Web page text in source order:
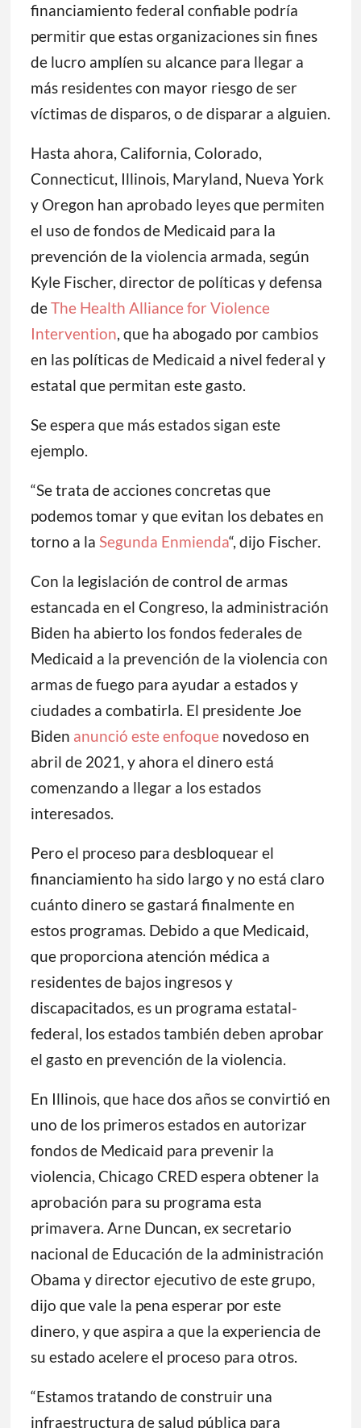
financiamiento federal confiable podría
permitir que estas organizaciones sin fines
de lucro amplíen su alcance para llegar a
más residentes con mayor riesgo de ser
víctimas de disparos, o de disparar a alguien.
Hasta ahora, California, Colorado,
Connecticut, Illinois, Maryland, Nueva York
y Oregon han aprobado leyes que permiten
el uso de fondos de Medicaid para la
prevención de la violencia armada, según
Kyle Fischer, director de políticas y defensa
deThe Health Alliance for Violence
Intervention, que ha abogado por cambios
en las políticas de Medicaid a nivel federal y
estatal que permitan este gasto.
Se espera que más estados sigan este
ejemplo.
“Se trata de acciones concretas que
podemos tomar y que evitan los debates en
torno a la Segunda Enmienda“, dijo Fischer.
Con la legislación de control de armas
estancada en el Congreso, la administración
Biden ha abierto los fondos federales de
Medicaid a la prevención de la violencia con
armas de fuego para ayudar a estados y
ciudades a combatirla. El presidente Joe
Biden anunció este enfoquenovedoso en
abril de 2021, y ahora el dinero está
comenzando a llegar a los estados
interesados.
Pero el proceso para desbloquear el
financiamiento ha sido largo y no está claro
cuánto dinero se gastará finalmente en
estos programas. Debido a que Medicaid,
que proporciona atención médica a
residentes de bajos ingresos y
discapacitados, es un programa estatal-
federal, los estados también deben aprobar
el gasto en prevención de la violencia.
En Illinois, que hace dos años se convirtió en
uno de los primeros estados en autorizar
fondos de Medicaid para prevenir la
violencia, Chicago CRED espera obtener la
aprobación para su programa esta
primavera. Arne Duncan, ex secretario
nacional de Educación de la administración
Obama y director ejecutivo de este grupo,
dijo que vale la pena esperar por este
dinero, y que aspira a que la experiencia de
su estado acelere el proceso para otros.
“Estamos tratando de construir una
infraestructura de salud pública para